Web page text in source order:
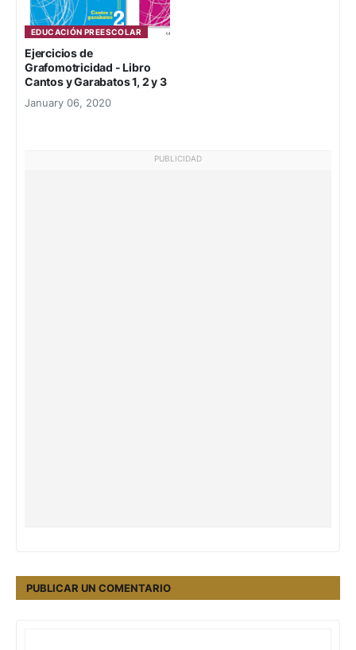
EDUCACIÓN PREESCOLAR
Ejercicios de
Grafomotricidad - Libro
Cantos y Garabatos 1, 2 y 3
January 06, 2020
PUBLICIDAD
PUBLICAR UN COMENTARIO